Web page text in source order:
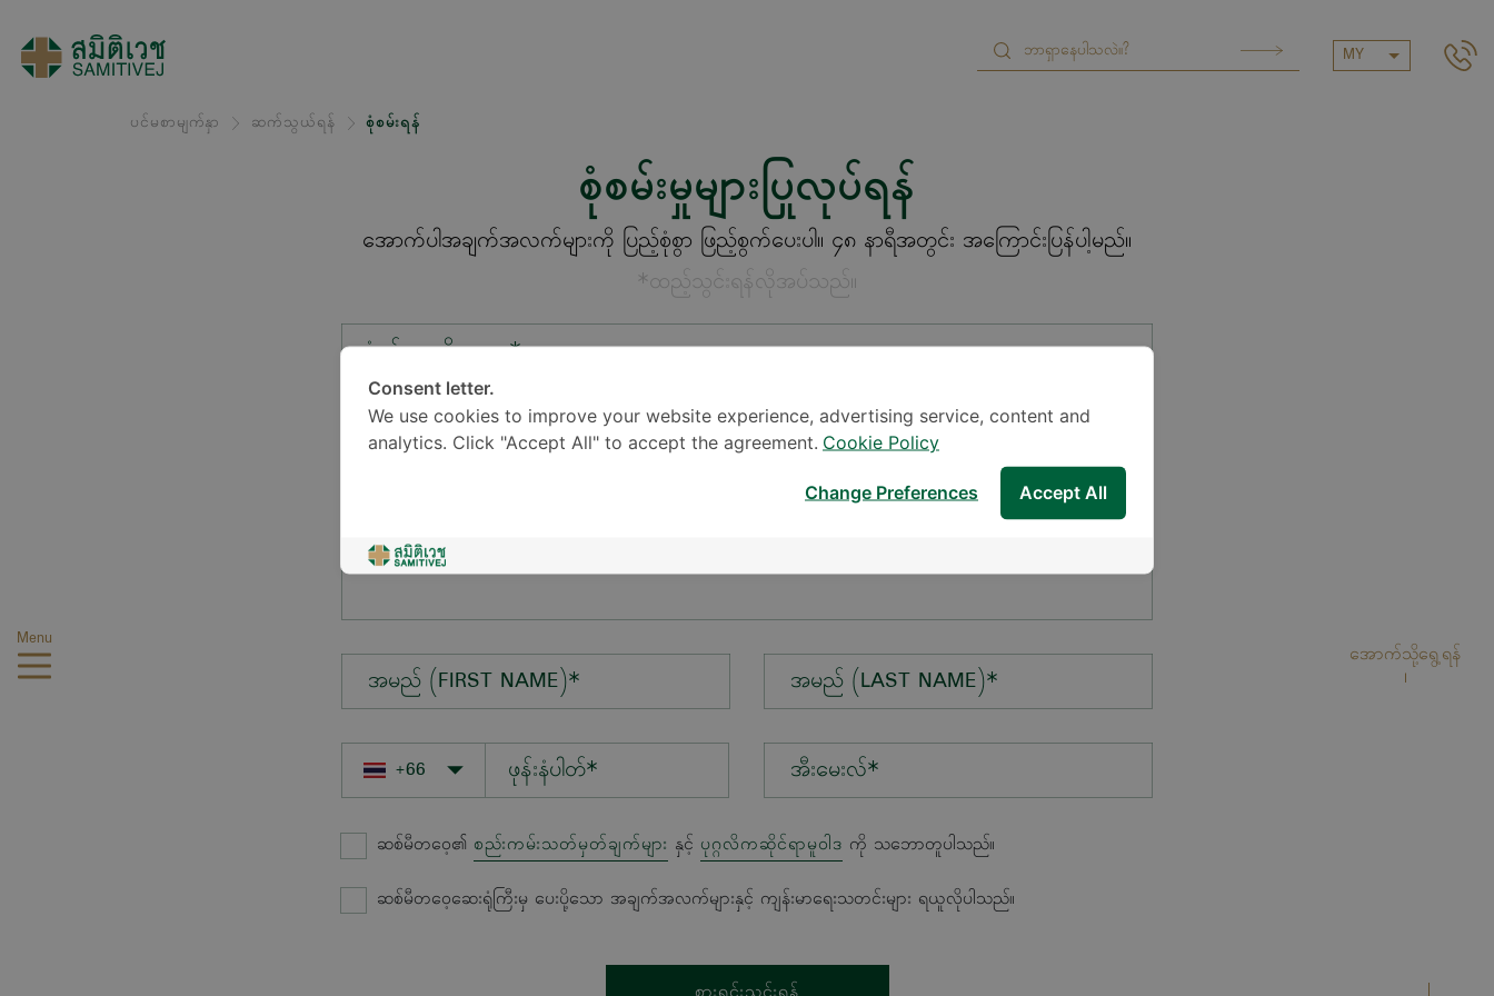
MY
Menu
ပင်မစာမျက်နှာ ဆက်သွယ်ရန် စုံစမ်းရန်
စုံစမ်းမှုများပြုလုပ်ရန်
အောက်ပါအချက်အလက်များကို ပြည့်စုံစွာ ဖြည့်စွက်ပေးပါ။ ၄၈ နာရီအတွင်း အကြောင်းပြန်ပါ့မည်။
*ထည့်သွင်းရန်လိုအပ်သည်။
စုံစမ်းမှုအမျိုးအစား*
တည်နေရာ*
အမည် (FIRST NAME)* အမည် (LAST NAME)*
အီးမေးလ်*
ဆစ်မီတဝေ့၏ စည်းကမ်းသတ်မှတ်ချက်များ နှင့် ပုဂ္ဂလိကဆိုင်ရာမူဝါဒ ကို သဘောတူပါသည်။
ဆစ်မီတဝေ့ဆေးရုံကြီးမှ ပေးပို့သော အချက်အလက်များနှင့် ကျန်းမာရေးသတင်းများ ရယူလိုပါသည်။
အောက်သို့ရွေ့ရန်
Consent letter.
We use cookies to improve your website experience, advertising service, content and
analytics. Click "Accept All" to accept the agreement. Cookie Policy
Accept All
Change Preferences